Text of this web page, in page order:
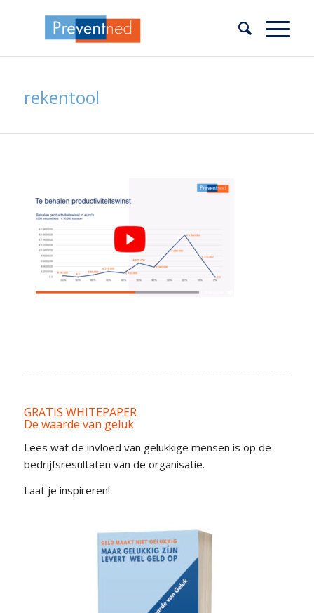
rekentool
GRATIS WHITEPAPER
De waarde van geluk
Lees wat de invloed van gelukkige mensen is op de
bedrijfsresultaten van de organisatie.
Laat je inspireren!